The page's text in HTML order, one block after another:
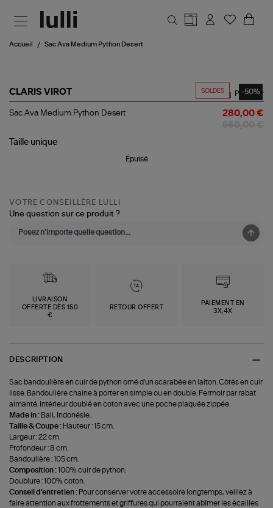
Accueil Sac Ava Medium Python Desert
SOLDES -50%
CLARIS VIROT
Sac
Python
Partager
Sac Ava Medium Python Desert 280,00 €
Taille unique
Épuisé
VOTRE CONSEILLÈRE LULLI
Une question sur ce produit ?
LIVRAISON
OFFERTE DÈS 150
€
RETOUR OFFERT
PAIEMENT EN
3X,4X
DESCRIPTION
Sac bandoulière en cuir de python orné d'un scarabée en laiton. Côtés en cuir
lisse. Bandoulière chaîne à porter en simple ou en double. Fermoir par rabat
aimanté. Intérieur doublé en coton avec une poche plaquée zippée.
Made in : Bali, Indonésie.
Taille & Coupe : Hauteur : 15 cm.
Largeur : 22 cm.
Profondeur : 8 cm.
Bandoulière : 105 cm.
Composition :100% cuir de python.
Doublure : 100% coton.
Conseil d'entretien : Pour conserver votre accessoire longtemps, veillez à
faire attention aux frottements et griffures qui pourraient abîmer les écailles